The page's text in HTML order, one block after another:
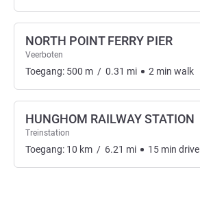
NORTH POINT FERRY PIER
Veerboten
Toegang: 500 m / 0.31 mi 2 min walk
HUNGHOM RAILWAY STATION
Treinstation
Toegang: 10 km / 6.21 mi 15 min drive